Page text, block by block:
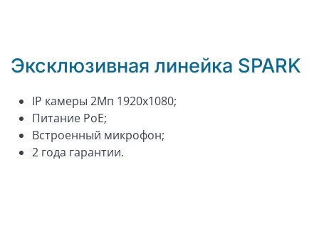
Эксклюзивная линейка SPARK
IP камеры 2Мп 1920x1080;
Питание PoE;
Встроенный микрофон;
2 года гарантии.